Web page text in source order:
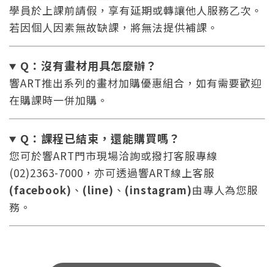
您將收到一封Email，請依照信件中的指示重新登
入。
系統偵測到您的帳號重複登入，
點擊下方「確定」將前一位使用者強制登出。
學員於上課前請假，享有延期或轉讓他人服務乙次。
若因個人因素無故缺課，將無法提供補課。
Q：沒有畫材用具怎麼辦？
響ART推出系列的畫材加購優惠組合，如有需要歡迎
在購課時一併加購。
Q：課程已結束，還能購買嗎？
您可於響ART門市現場洽詢或撥打客服專線
(02)2363-7000，亦可透過響ART線上客服
(facebook) 、 (line) 、 (instagram)由專人為您服
務。